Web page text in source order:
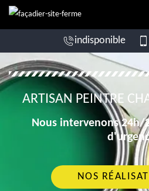
indisponible
ARTISAN PEINTRE
Nous intervenons 24h/
NOS